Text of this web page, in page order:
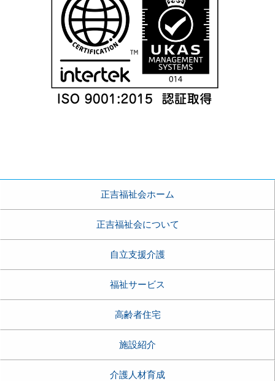
正吉福祉会ホーム
正吉福祉会について
自立支援介護
福祉サービス
高齢者住宅
施設紹介
介護人材育成